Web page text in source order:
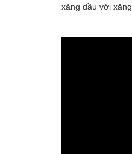
xăng dầu với